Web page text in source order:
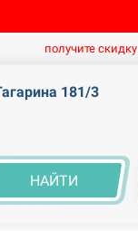
получите скидку
181/3
НАЙТИ